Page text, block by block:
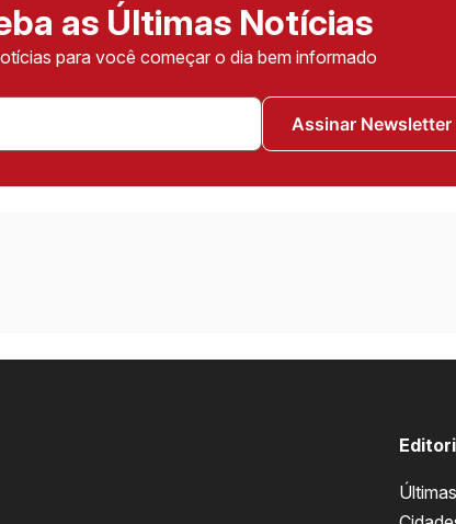
as Últimas Notícias
para você começar o dia bem informado
Assinar Newsletter
Últimas